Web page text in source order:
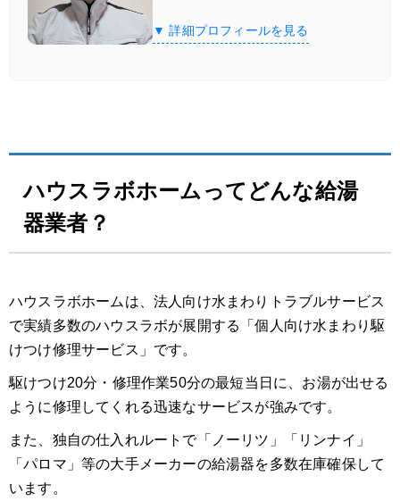
▼ 詳細プロフィールを見る
ハウスラボホームってどんな給湯
器業者？
ハウスラボホームは、法人向け水まわりトラブルサービス
で実績多数のハウスラボが展開する「個人向け水まわり駆
けつけ修理サービス」です。
駆けつけ20分・修理作業50分の最短当日に、お湯が出せる
ように修理してくれる迅速なサービスが強みです。
また、独自の仕入れルートで「ノーリツ」「リンナイ」
「パロマ」等の大手メーカーの給湯器を多数在庫確保して
います。